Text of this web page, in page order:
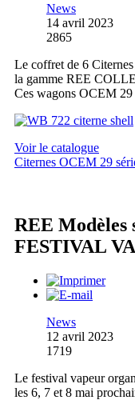
News
14 avril 2023
2865
Le coffret de 6
la gamme REE
Ces wagons OCEM 29
Voir le catalogue
Citernes OCEM 29
REE Modèles
FESTIVAL
News
12 avril 2023
1719
Le festival vapeur
les 6, 7 et 8 mai